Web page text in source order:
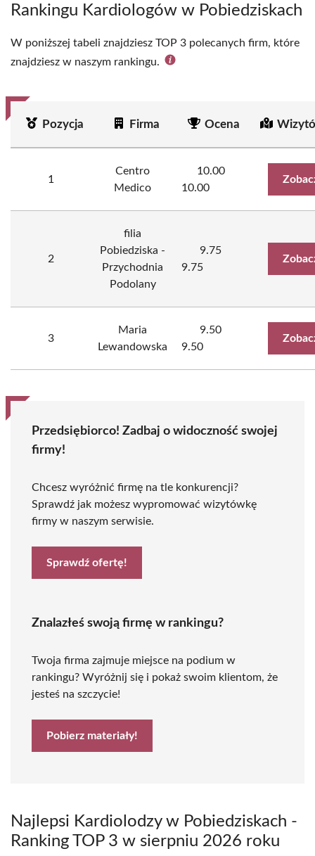
Rankingu Kardiologów w Pobiedziskach
W poniższej tabeli znajdziesz TOP 3 polecanych firm, które
znajdziesz w naszym rankingu.
Pozycja Firma Ocena
1
Centro
Medico
10.00
10.00
2
filia
Pobiedziska -
Przychodnia
Podolany
9.75
9.75
3
Maria
Lewandowska
9.50
9.50
Przedsiębiorco! Zadbaj o widoczność swojej
firmy!
Chcesz wyróżnić firmę na tle konkurencji?
Sprawdź jak możesz wypromować wizytówkę
firmy w naszym serwisie.
Sprawdź ofertę!
Znalazłeś swoją firmę w rankingu?
Twoja firma zajmuje miejsce na podium w
rankingu? Wyróżnij się i pokaż swoim klientom, że
jesteś na szczycie!
Pobierz materiały!
Najlepsi Kardiolodzy w Pobiedziskach -
Ranking TOP 3 w sierpniu 2026 roku